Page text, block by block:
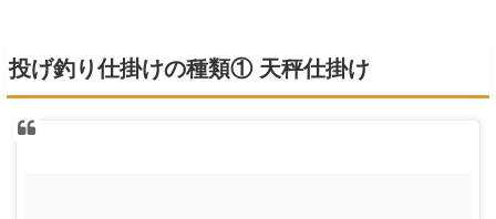
投げ釣り仕掛けの種類① 天秤仕掛け